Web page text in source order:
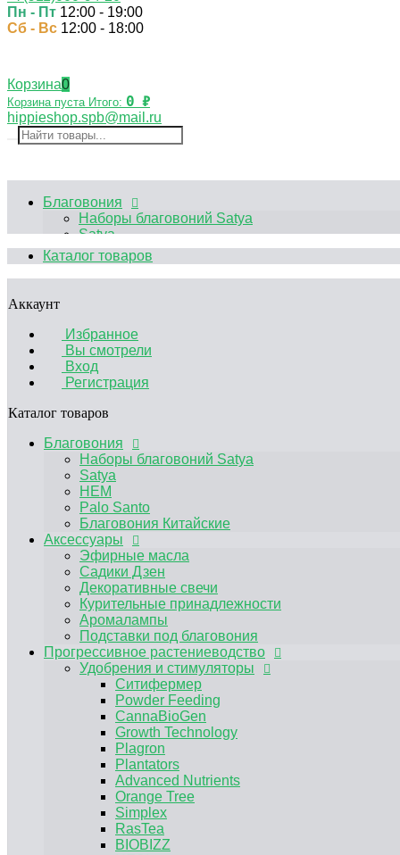
Пн - Пт 12:00 - 19:00
Сб - Вс 12:00 - 18:00
Корзина0
Корзина пуста Итого: 0 ₽
hippieshop.spb@mail.ru
Благовония
Наборы благовоний Satya
Satya
HEM
Palo Santo
Благовония Китайские
Аксессуары
Садики Дзен
Декоративные свечи
Курительные принадлежности
Аромалампы
Подставки под благовония
Прогрессивное растениеводство
Ситифермер
Powder Feeding
CannaBioGen
Plagron
Plantators
Advanced Nutrients
Orange Tree
Simplex
RasTea
BIOBIZZ
HESI
Terra Aquatica
Другие удобрения, средства защиты от
Микориза / Бактерии
Гидропонные системы и комплектующие
Капельный полив
Гидропонные системы
Компрессоры
Помпы погружные
Аэраторные камни
Гроутенты
Комплектующие для гроутента
Гроутенты PROBOX BASIC
Гроутенты PROBOX INDOOR HP master
Гроутенты PROBOX ECOPRO
Каталог товаров
Аккаунт
Избранное
Вы смотрели
Вход
Регистрация
Каталог товаров
Благовония
Наборы благовоний Satya
Satya
HEM
Palo Santo
Благовония Китайские
Аксессуары
Эфирные масла
Садики Дзен
Декоративные свечи
Курительные принадлежности
Аромалампы
Подставки под благовония
Прогрессивное растениеводство
Удобрения и стимуляторы
Ситифермер
Powder Feeding
CannaBioGen
Growth Technology
Plagron
Plantators
Advanced Nutrients
Orange Tree
Simplex
RasTea
BIOBIZZ